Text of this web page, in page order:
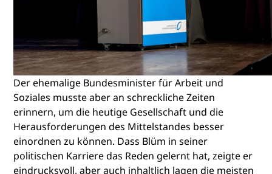
Der ehemalige Bundesminister für Arbeit und
Soziales musste aber an schreckliche Zeiten
erinnern, um die heutige Gesellschaft und die
Herausforderungen des Mittelstandes besser
einordnen zu können. Dass Blüm in seiner
politischen Karriere das Reden gelernt hat, zeigte er
eindrucksvoll, aber auch inhaltlich lagen die meisten